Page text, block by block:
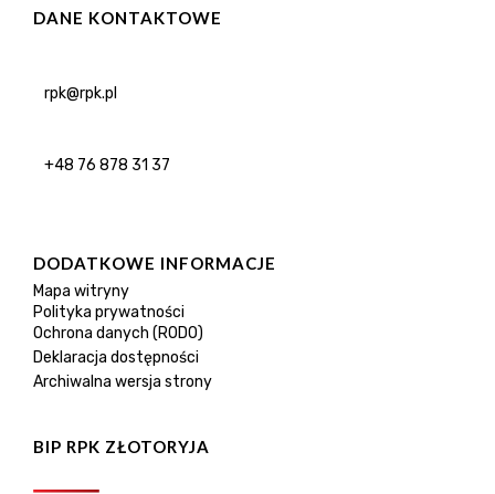
DANE KONTAKTOWE
rpk@rpk.pl
+48 76 878 31 37
DODATKOWE INFORMACJE
Mapa witryny
Polityka prywatności
Ochrona danych (RODO)
Deklaracja dostępności
Archiwalna wersja strony
BIP RPK ZŁOTORYJA